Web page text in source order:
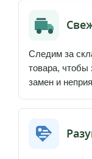
Следим за
товара, чтобы
замен и